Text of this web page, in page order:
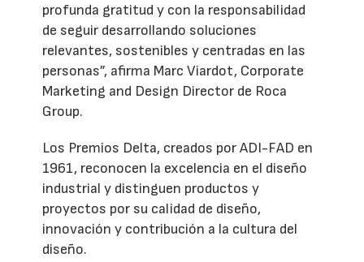
profunda gratitud y con la responsabilidad
de seguir desarrollando soluciones
relevantes, sostenibles y centradas en las
personas”, afirma Marc Viardot, Corporate
Marketing and Design Director de Roca
Group.
Los Premios Delta, creados por ADI-FAD en
1961, reconocen la excelencia en el diseño
industrial y distinguen productos y
proyectos por su calidad de diseño,
innovación y contribución a la cultura del
diseño.